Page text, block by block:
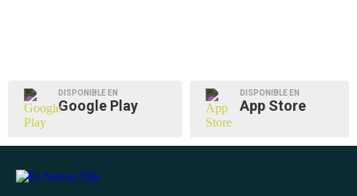
DISPONIBLE EN
Google Play
DISPONIBLE EN
App Store